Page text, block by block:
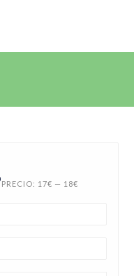
PRECIO: 17€ — 18€